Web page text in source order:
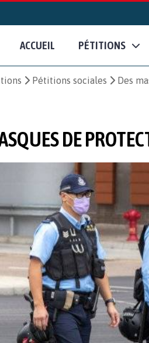
ACCUEIL PÉTITIONS
Pétitions sociales Des
DE